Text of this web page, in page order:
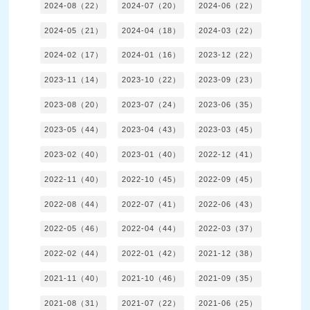
2024-08（22） 2024-07（20） 2024-06（22）
2024-05（21） 2024-04（18） 2024-03（22）
2024-02（17） 2024-01（16） 2023-12（22）
2023-11（14） 2023-10（22） 2023-09（23）
2023-08（20） 2023-07（24） 2023-06（35）
2023-05（44） 2023-04（43） 2023-03（45）
2023-02（40） 2023-01（40） 2022-12（41）
2022-11（40） 2022-10（45） 2022-09（45）
2022-08（44） 2022-07（41） 2022-06（43）
2022-05（46） 2022-04（44） 2022-03（37）
2022-02（44） 2022-01（42） 2021-12（38）
2021-11（40） 2021-10（46） 2021-09（35）
2021-08（31） 2021-07（22） 2021-06（25）